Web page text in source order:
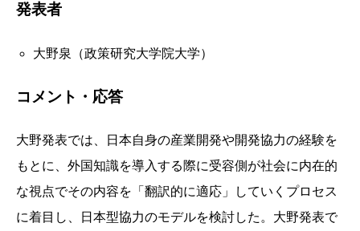
発表者
大野泉（政策研究大学院大学）
コメント・応答
大野発表では、日本自身の産業開発や開発協力の経験を
もとに、外国知識を導入する際に受容側が社会に内在的
な視点でその内容を「翻訳的に適応」していくプロセス
に着目し、日本型協力のモデルを検討した。大野発表で